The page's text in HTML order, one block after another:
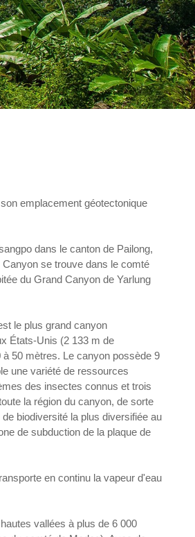
emplacement géotectonique
dans le canton de Pailong,
se trouve dans le comté
du Grand Canyon de Yarlung
le plus grand canyon
États-Unis (2 133 m de
50 mètres. Le canyon possède 9
une variété de ressources
des insectes connus et trois
la région du canyon, de sorte
biodiversité la plus diversifiée au
de subduction de la plaque de
en continu la vapeur d'eau
vallées à plus de 6 000